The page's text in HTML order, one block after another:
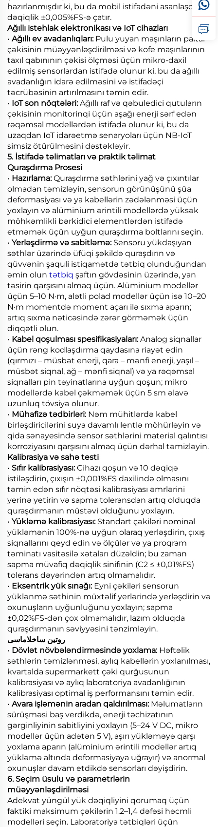
hazırlanmışdır ki, bu da mobil istifadəni asanlaşdırır;
dəqiqlik ±0,005%FS-ə çatır.
Ağıllı istehlak elektronikası və IoT cihazları
• Ağıllı ev avadanlıqları: Pulu yuyan maşınların paltar
çəkisinin müəyyənləşdirilməsi və kofe maşınlarının
taxıl qabınının çəkisi ölçməsi üçün mikro-daxil
edilmiş sensorlardan istifadə olunur ki, bu da ağıllı
avadanlığın idarə edilməsini və istifadəçi
təcrübəsinin artırılmasını təmin edir.
• IoT son nöqtələri:Ağıllı raf və qəbuledici qutuların
çəkisinin monitorinqi üçün aşağı enerji sərf edən
rəqəmsal modellərdən istifadə olunur ki, bu da
uzaqdan IoT idarəetmə senaryoları üçün NB-IoT
simsiz ötürülməsini dəstəkləyir.
5. İstifadə təlimatları və praktik təlimat
Quraşdırma Prosesi
• Hazırlama:Quraşdırma səthlərini yağ və çıxıntılar
olmadan təmizləyin, sensorun görünüşünü şüa
deformasiyası və ya kabellərin zədələnməsi üçün
yoxlayın və alüminium ərintili modellərdə yüksək
möhkəmlikli bərkidici elementlərdən istifadə
etməmək üçün uyğun quraşdırma boltlarını seçin.
• Yerləşdirmə və sabitləmə: Sensoru yükdaşıyan
səthlər üzərində üfüqi şəkildə quraşdırın və
qüvvənin şaquli istiqamətdə tətbiq olunduğundan
əmin olun tətbiq şaftın gövdəsinin üzərində, yan
təsirin qarşısını almaq üçün. Alüminium modellər
üçün 5–10 N·m, alətli polad modellər üçün isə 10–20
N·m momentdə moment açarı ilə sıxma aparın;
artıq sıxma nəticəsində zərər görməmək üçün
diqqətli olun.
• Kabel qoşulması spesifikasiyaları:Analog siqnallar
üçün rəng kodlaşdırma qaydasına riayət edin
(qırmızı – müsbət enerji, qara – mənfi enerji, yaşıl –
müsbət siqnal, ağ – mənfi siqnal) və ya rəqəmsal
siqnalları pin təyinatlarına uyğun qoşun; mikro
modellərdə kabel çəkməmək üçün 5 sm əlavə
uzunluq tövsiyə olunur.
• Mühafizə tədbirləri: Nəm mühitlərdə kabel
birləşdiricilərini suya davamlı lentlə möhürləyin və
qida sənayesində sensor səthlərini material qalıntısı
korroziyasını qarşısını almaq üçün dərhal təmizləyin.
Kalibrasiya və sahə testi
• Sıfır kalibrasiyası:Cihazı qoşun və 10 dəqiqə
istiləşdirin, çıxışın ±0,001%FS daxilində olmasını
təmin edən sıfır nöqtəsi kalibrasiyası əmrlərini
yerinə yetirin və sapma toleransdan artıq olduqda
quraşdırmanın müstəvi olduğunu yoxlayın.
• Yükləmə kalibrasiyası: Standart çəkiləri nominal
yükləmənin 100%-nə uyğun olaraq yerləşdirin, çıxış
siqnallarını qeyd edin və ölçülər və ya proqram
təminatı vasitəsilə xətaları düzəldin; bu zaman
sapma müvafiq dəqiqlik sinifinin (C2 ≤ ±0,01%FS)
tolerans dəyərindən artıq olmamalıdır.
• Eksentrik yük sınağı: Eyni çəkiləri sensorun
yüklənmə səthinin müxtəlif yerlərində yerləşdirin və
oxunuşların uyğunluğunu yoxlayın; sapma
±0,02%FS-dən çox olmamalıdır, lazım olduqda
quraşdırmanın səviyyəsini tənzimləyin.
روتین ساخلاماسی
• Dövlət növbələndirməsində yoxlama: Həftəlik
səthlərin təmizlənməsi, aylıq kabellərin yoxlanılması,
kvartalda supermarkett çəki qurğusunun
kalibrasiyası və aylıq laboratoriya avadanlığının
kalibrasiyası optimal iş performansını təmin edir.
• Avara işləmənin aradan qaldırılması: Məlumatların
sürüşməsi baş verdikdə, enerji təchizatının
gərginliyinin sabitliyini yoxlayın (5–24 V DC, mikro
modellər üçün adətən 5 V), aşırı yükləməyə qarşı
yoxlama aparın (alüminium ərintili modellər artıq
yükləmə altında deformasiyaya uğrayır) və anormal
oxunuşlar davam etdikdə sensorları dəyişdirin.
6. Seçim üsulu və parametrlərin
müəyyənləşdirilməsi
Adekvat yüngül yük dəqiqliyini qorumaq üçün
faktiki maksimum çəkilərin 1,2–1,4 dəfəsi həcmli
modelləri seçin. Laboratoriya tətbiqləri üçün